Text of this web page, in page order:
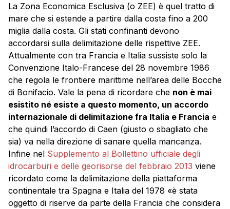
La Zona Economica Esclusiva (o ZEE) è quel tratto di
mare che si estende a partire dalla costa fino a 200
miglia dalla costa. Gli stati confinanti devono
accordarsi sulla delimitazione delle rispettive ZEE.
Attualmente con tra Francia e Italia sussiste solo la
Convenzione Italo-Francese del 28 novembre 1986
che regola le frontiere marittime nell’area delle Bocche
di Bonifacio. Vale la pena di ricordare che non è mai
esistito né esiste a questo momento, un accordo
internazionale di delimitazione fra Italia e Francia e
che quindi l’accordo di Caen (giusto o sbagliato che
sia) va nella direzione di sanare quella mancanza.
Infine nel Supplemento al Bollettino ufficiale degli
idrocarburi e delle georisorse del febbraio 2013 viene
ricordato come la delimitazione della piattaforma
continentale tra Spagna e Italia del 1978 «è stata
oggetto di riserve da parte della Francia che considera